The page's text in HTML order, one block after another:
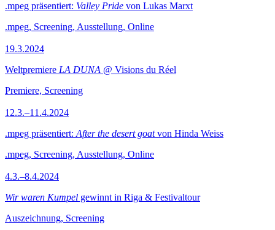
.mpeg präsentiert: Valley Pride von Lukas Marxt
.mpeg, Screening, Ausstellung, Online
19.3.2024
Weltpremiere LA DUNA @ Visions du Réel
Premiere, Screening
12.3.–11.4.2024
.mpeg präsentiert: After the desert goatvon Hinda Weiss
.mpeg, Screening, Ausstellung, Online
4.3.–8.4.2024
Wir waren Kumpel gewinnt in Riga & Festivaltour
Auszeichnung, Screening